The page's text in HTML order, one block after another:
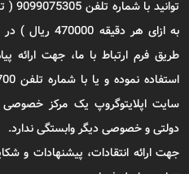
به ازای هر
طریق فرم ارتباط با ما، جهت ارائه
سایت اپلایتوگروپ یک مرکز خصوصی
دولتی و خصوصی دیگر وابستگی ندارد.